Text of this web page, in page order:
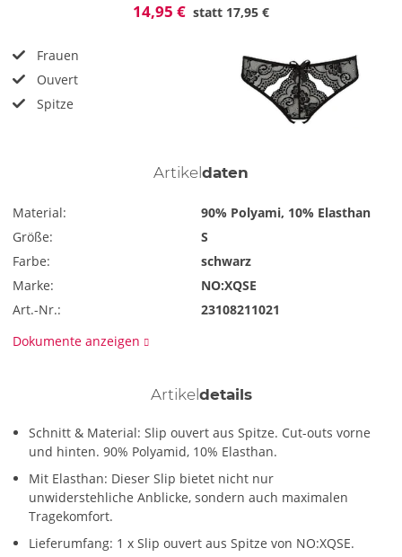
14,95 € statt 17,95 €
Frauen
Ouvert
Spitze
Artikel daten
Material:
90% Polyami, 10% Elasthan
Größe:
S
Farbe:
schwarz
Marke:
NO:XQSE
Art.-Nr.:
23108211021
Dokumente anzeigen
Artikel details
Schnitt & Material: Slip ouvert aus Spitze. Cut-outs vorne
und hinten. 90% Polyamid, 10% Elasthan.
Mit Elasthan: Dieser Slip bietet nicht nur
unwiderstehliche Anblicke, sondern auch maximalen
Tragekomfort.
Lieferumfang: 1 x Slip ouvert aus Spitze von NO:XQSE.